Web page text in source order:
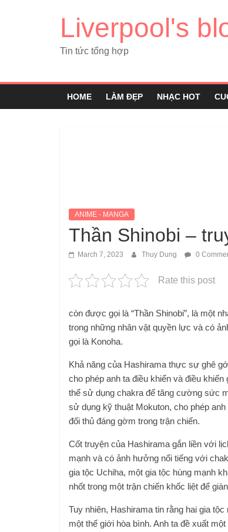
Liverpool's
Tin tức tổng hợp
HOME LÀM ĐẸP NHẠC HOT
ANIME - MANGA
Thần Shinobi –
March 7, 2023 Thuy Dung 0
Rate this post
còn được gọi là “Thần Shinobi”, là một
trong những nhân vật quyền lực và có
gọi là Konoha.
Khả năng của Hashirama thực sự ghê
cho phép anh ta điều khiển và điều
thể sử dụng chakra để tăng cường sức
sử dụng kỹ thuật Mokuton, cho phép
đối thủ đáng gờm trong trận chiến.
Cốt truyện của Hashirama gắn liền với
mạnh và có ảnh hưởng nổi tiếng với
gia tộc Uchiha, một gia tộc hùng mạnh
nhốt trong một trận chiến khốc liệt để
Tuy nhiên, Hashirama tin rằng hai gia
một thế giới hòa bình. Anh ta đề xuất